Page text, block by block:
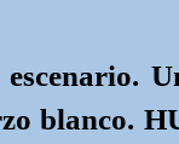
blanco.